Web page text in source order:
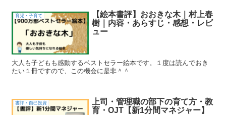
育児・子育て
【絵本書評】おおきな木｜村上春
樹｜内容・あらすじ・感想・レビ
ュー
大人も子どもも感動するベストセラー絵本です。１度は読んでおき
たい１冊ですので、この機会に是非＾＾
書評・自己投資
上司・管理職の部下の育て方・教
育・OJT【新1分間マネジャー】